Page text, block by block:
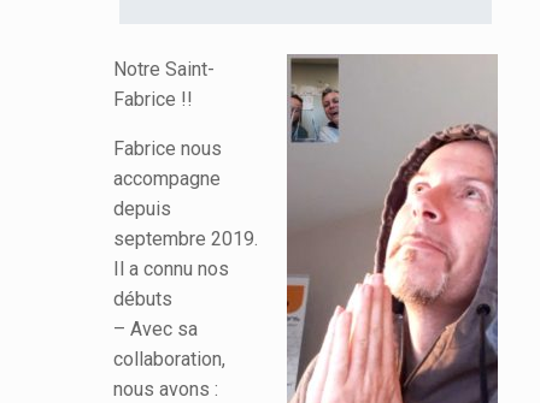
Notre Saint-
Fabrice !!
Fabrice nous
accompagne
depuis
septembre 2019.
Il a connu nos
débuts
– Avec sa
collaboration,
nous avons :